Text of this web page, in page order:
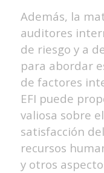
Además, la
auditores
de riesgo y a
para abordar
de factores
EFI puede
valiosa sobre
satisfacción
recursos
y otros